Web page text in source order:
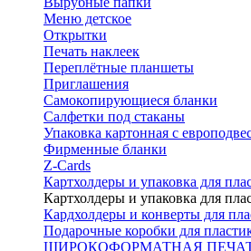
Меню детское
Открытки
Печать наклеек
Переплётные планшеты
Приглашения
Самокопирующиеся бланки
Салфетки под стаканы
Упаковка картонная с
Фирменные бланки
Z-Cards
Картхолдеры и упаковка для
Картхолдеры и упаковка для
Кардхолдеры и конверты для
Подарочные коробки для
ШИРОКОФОРМАТНАЯ